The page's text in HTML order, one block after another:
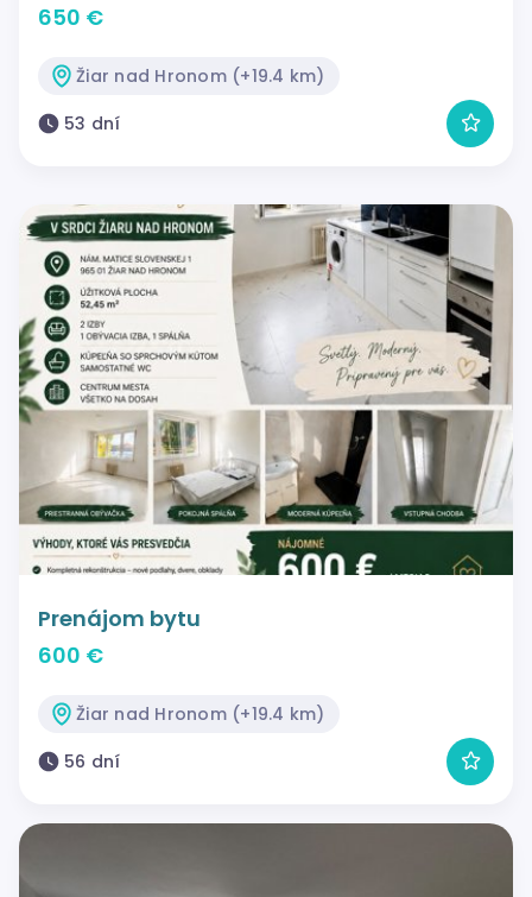
650 €
Žiar nad Hronom (+19.4 km)
53 dní
Prenájom bytu
600 €
Žiar nad Hronom (+19.4 km)
56 dní